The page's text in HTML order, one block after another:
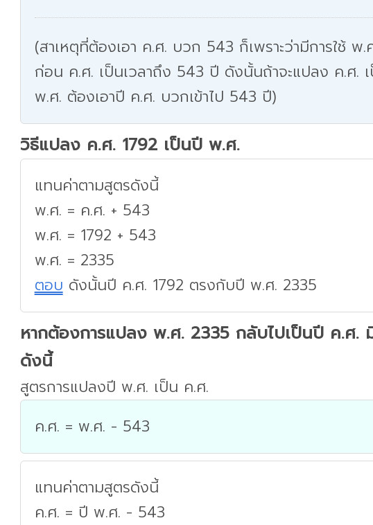
(สาเหตุที่ต้องเอา ค.ศ. บวก 543 ก็เพราะว่ามีการใช้ พ.
ก่อน ค.ศ. เป็นเวลาถึง 543 ปี ดังนั้นถ้าจะแปลง ค.ศ.
พ.ศ. ต้องเอาปี ค.ศ. บวกเข้าไป 543 ปี)
วิธีแปลง ค.ศ. 1792 เป็นปี พ.ศ.
แทนค่าตามสูตรดังนี้
พ.ศ. = ค.ศ. + 543
พ.ศ. = 1792 + 543
พ.ศ. = 2335
ตอบ ดังนั้นปี ค.ศ. 1792 ตรงกับปี พ.ศ. 2335
หากต้องการแปลง พ.ศ. 2335 กลับไปเป็นปี ค.ศ.
ดังนี้
สูตรการแปลงปี พ.ศ. เป็น ค.ศ.
ค.ศ. = พ.ศ. - 543
แทนค่าตามสูตรดังนี้
ค.ศ. = ปี พ.ศ. - 543